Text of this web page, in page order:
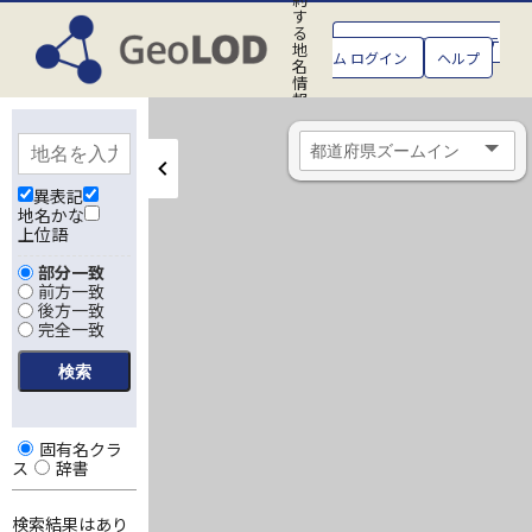
す
る
地
名
情
報
処
理
ス
テ
GeoLOD地名管理システ
ム ログイン ヘルプ
異表記
地名かな
上位語
部分一致
前方一致
後方一致
完全一致
固有名クラ
ス
辞書
検索結果はあり